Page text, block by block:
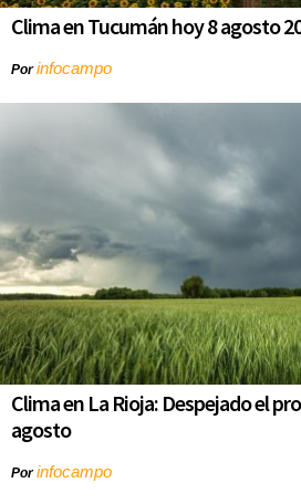
Clima en Tucumán hoy 8 agosto
Porinfocampo
Clima en La Rioja: Despejado el
agosto
Porinfocampo